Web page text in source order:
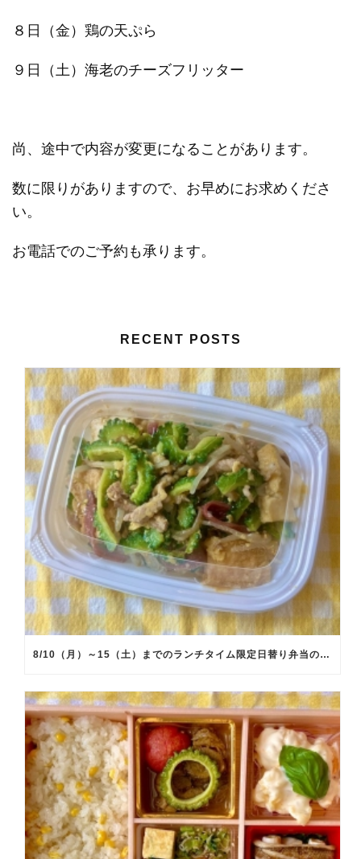
８日（金）鶏の天ぷら
９日（土）海老のチーズフリッター
尚、途中で内容が変更になることがあります。
数に限りがありますので、お早めにお求めくださ
い。
お電話でのご予約も承ります。
RECENT POSTS
8/10（月）～15（土）までのランチタイム限定日替り弁当のメインメニュー